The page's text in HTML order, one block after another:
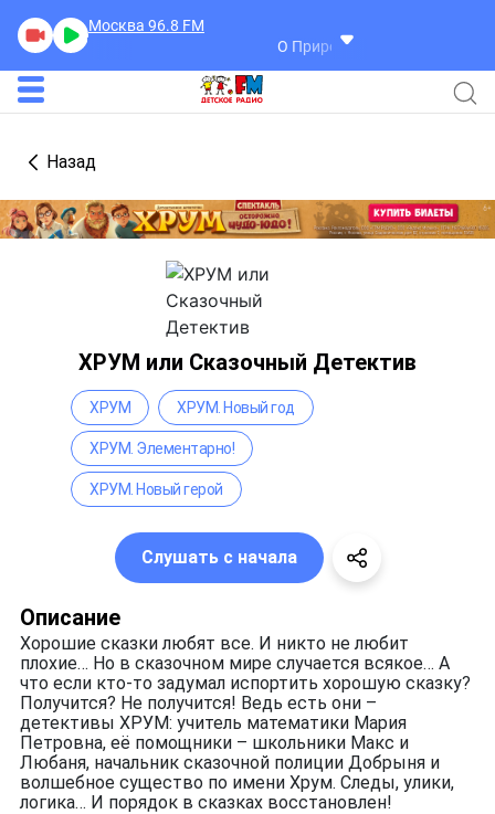
Москва 96.8 FM
О Природе и Погоде
Назад
ХРУМ или Сказочный Детектив
Описание
Хорошие сказки любят все. И никто не любит
плохие… Но в сказочном мире случается всякое… А
что если кто-то задумал испортить хорошую сказку?
Получится? Не получится! Ведь есть они –
детективы ХРУМ: учитель математики Мария
Петровна, её помощники – школьники Макс и
Любаня, начальник сказочной полиции Добрыня и
волшебное существо по имени Хрум. Следы, улики,
логика… И порядок в сказках восстановлен!
ХРУМ ХРУМ. Новый год
ХРУМ. Элементарно!
ХРУМ. Новый герой
Слушать с начала